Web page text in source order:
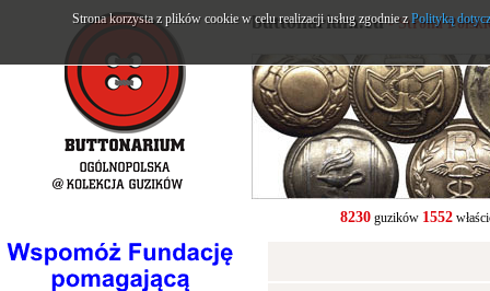
buttonarium.eu- Strona
8230guzików 1552
Strona korzysta z plików cookie w celu realizacji usług zgodnie zPolityką